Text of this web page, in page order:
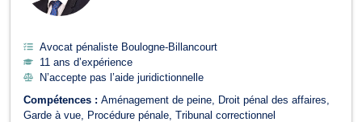
Avocat pénaliste Boulogne-Billancourt
11 ans d’expérience
N’accepte pas l’aide juridictionnelle
Compétences : Aménagement de peine
Droit pénal des affaires
Garde à vue
Procédure pénale Tribunal correctionnel